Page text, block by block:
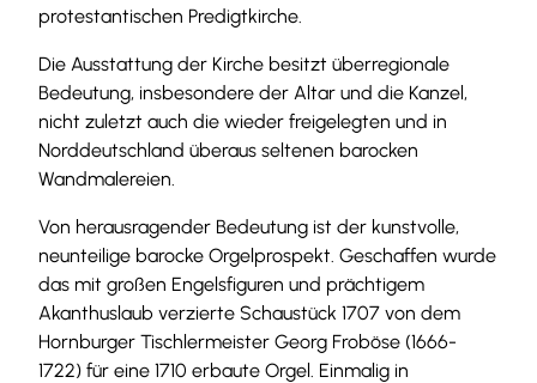
protestantischen Predigtkirche.
Die Ausstattung der Kirche besitzt überregionale
Bedeutung, insbesondere der Altar und die Kanzel,
nicht zuletzt auch die wieder freigelegten und in
Norddeutschland überaus seltenen barocken
Wandmalereien.
Von herausragender Bedeutung ist der kunstvolle,
neunteilige barocke Orgelprospekt. Geschaffen wurde
das mit großen Engelsfiguren und prächtigem
Akanthuslaub verzierte Schaustück 1707 von dem
Hornburger Tischlermeister Georg Froböse (1666-
1722) für eine 1710 erbaute Orgel. Einmalig in